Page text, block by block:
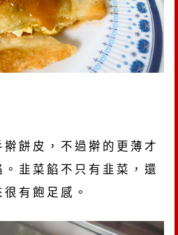
餅皮，不過擀的更薄才
韭菜餡不只有韭菜，還
有飽足感。